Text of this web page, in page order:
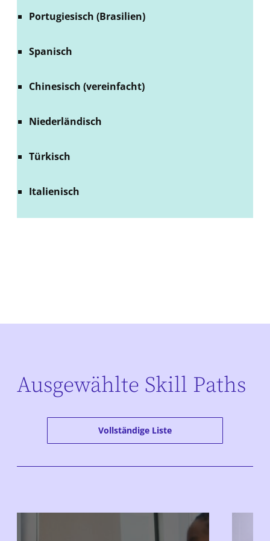
Portugiesisch (Brasilien)
Spanisch
Chinesisch (vereinfacht)
Niederländisch
Türkisch
Italienisch
Ausgewählte Skill Paths
Vollständige Liste